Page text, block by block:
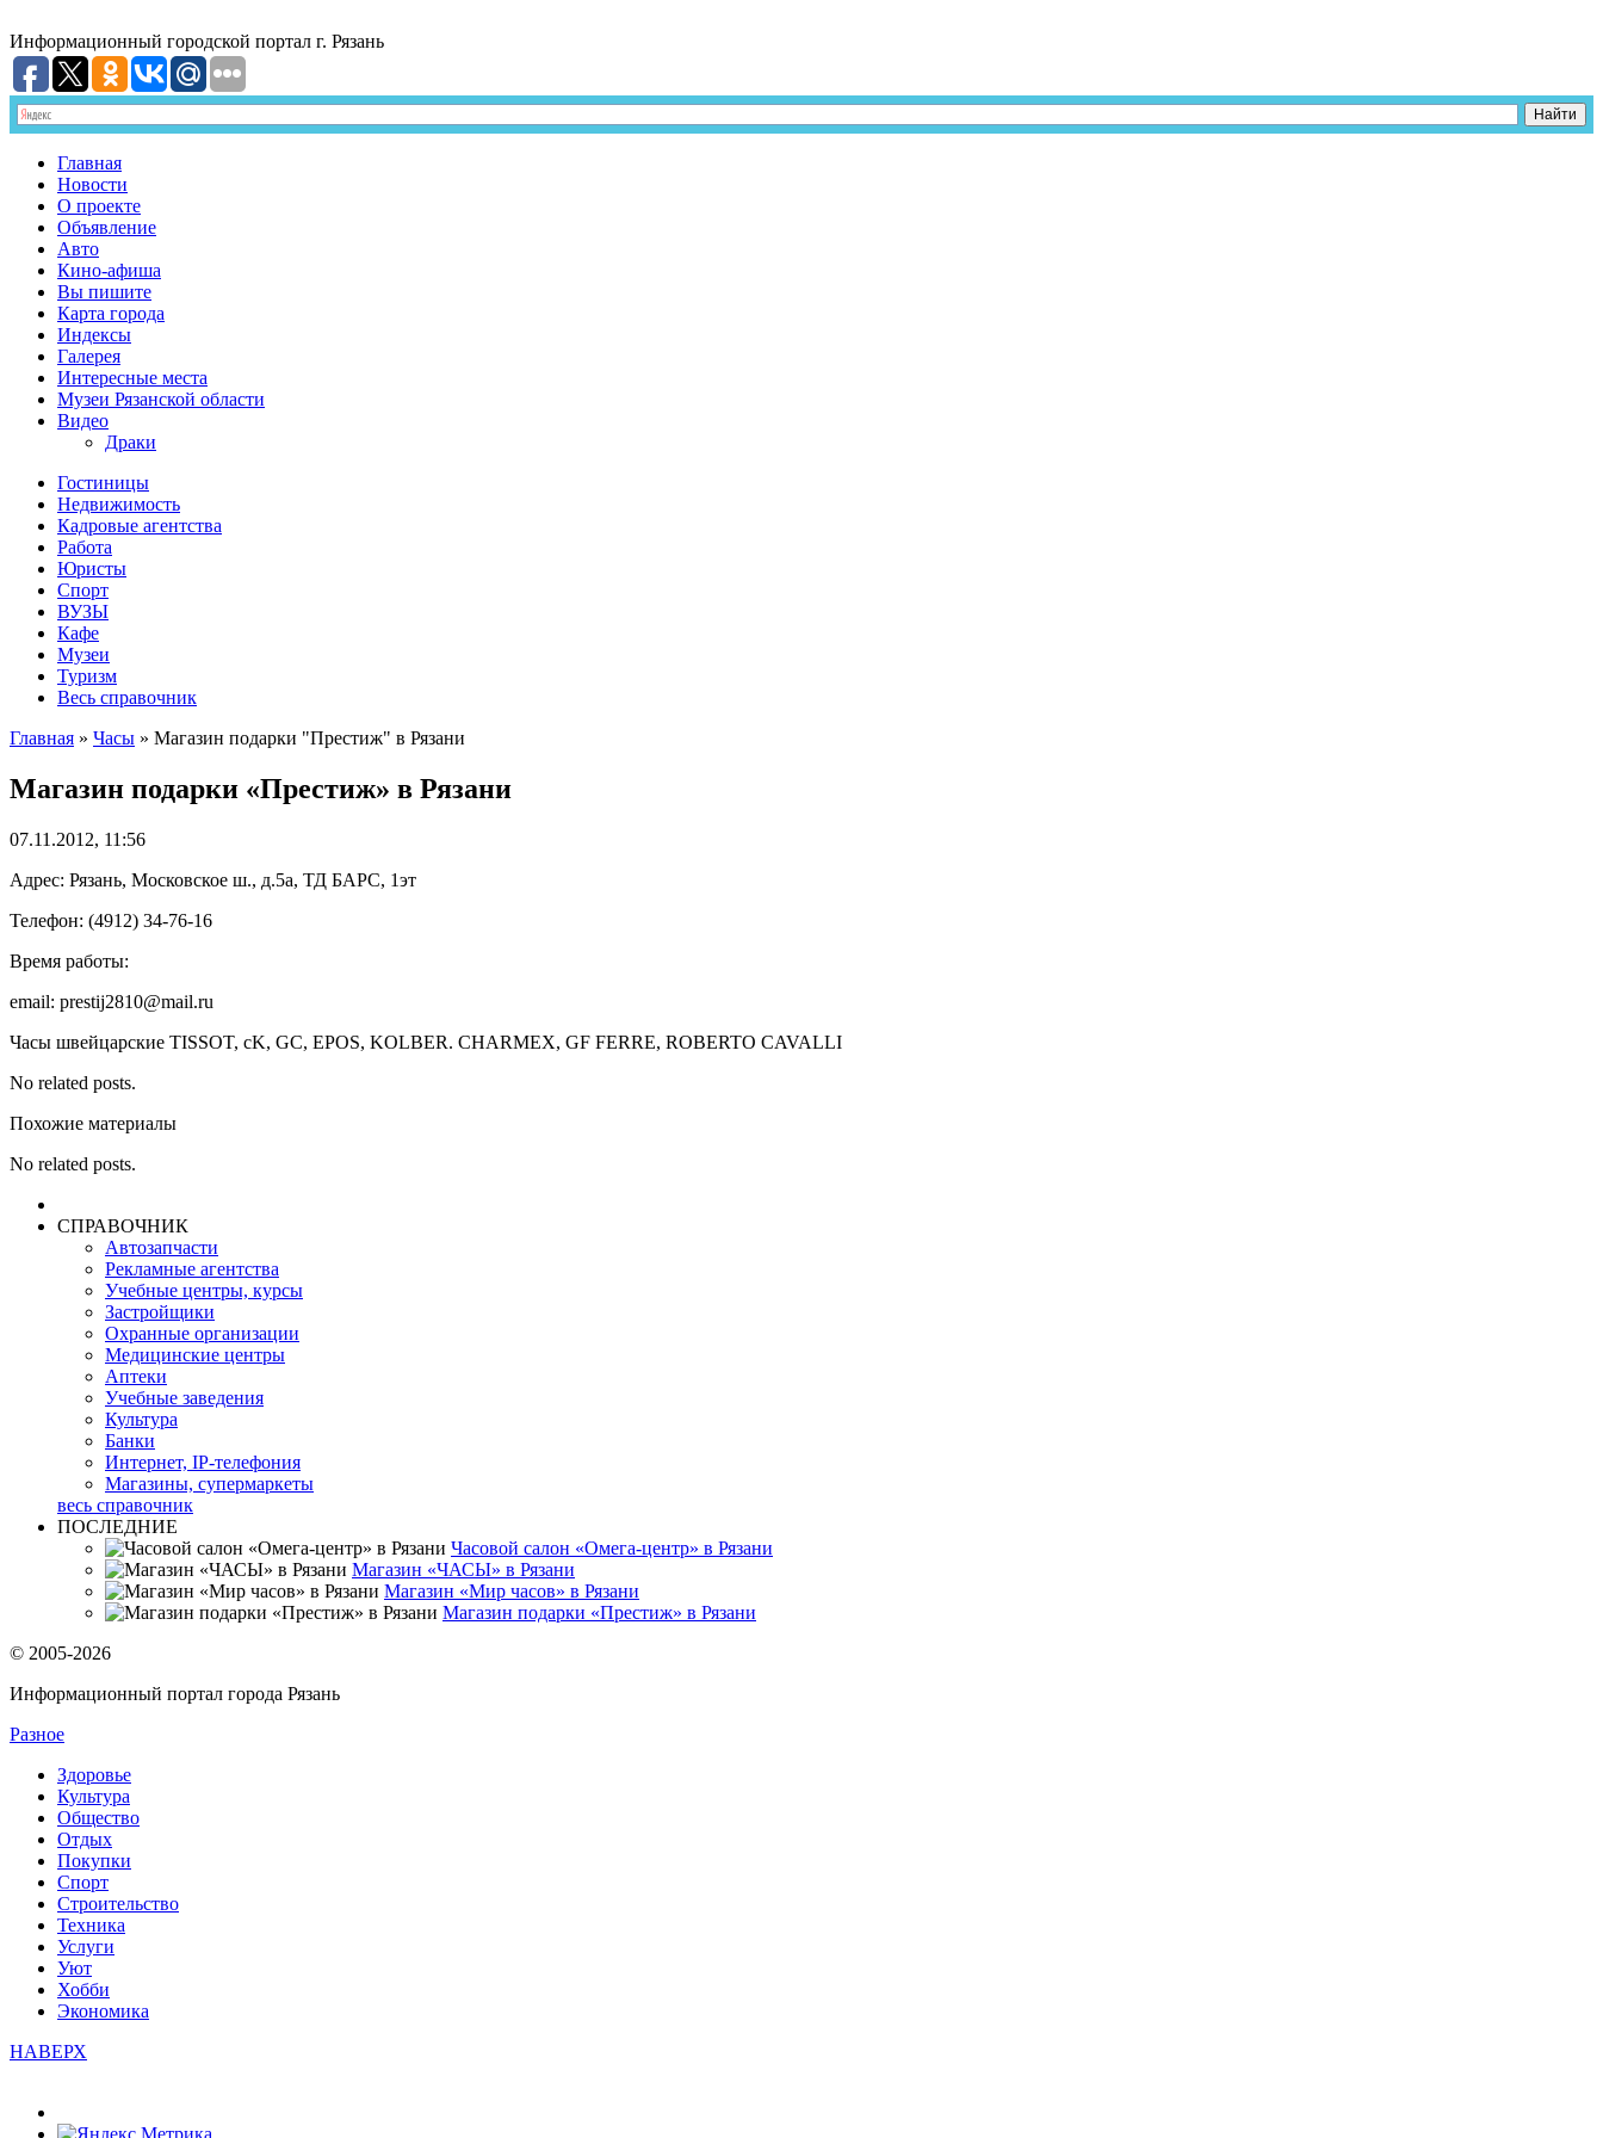
Информационный городской портал г. Рязань
Главная
Новости
О проекте
Объявление
Авто
Кино-афиша
Вы пишите
Карта города
Индексы
Галерея
Интересные места
Музеи Рязанской области
Видео
Драки
Гостиницы
Недвижимость
Кадровые агентства
Работа
Юристы
Спорт
ВУЗЫ
Кафе
Музеи
Туризм
Весь справочник
Главная » Часы » Магазин подарки "Престиж" в Рязани
Магазин подарки «Престиж» в Рязани
07.11.2012, 11:56
Адрес: Рязань, Московское ш., д.5а, ТД БАРС, 1эт
Телефон: (4912) 34-76-16
Время работы:
email: prestij2810@mail.ru
Часы швейцарские TISSOT, cK, GC, EPOS, KOLBER. СHARMEX, GF FERRE, ROBERTO CAVALLI
No related posts.
Похожие материалы
No related posts.
СПРАВОЧНИК
Автозапчасти
Рекламные агентства
Учебные центры, курсы
Застройщики
Охранные организации
Медицинские центры
Аптеки
Учебные заведения
Культура
Банки
Интернет, IP-телефония
Магазины, супермаркеты
весь справочник
ПОСЛЕДНИЕ
Часовой салон «Омега-центр» в Рязани
Магазин «ЧАСЫ» в Рязани
Магазин «Мир часов» в Рязани
Магазин подарки «Престиж» в Рязани
© 2005-2026
Информационный портал города Рязань
Разное
Здоровье
Культура
Общество
Отдых
Покупки
Спорт
Строительство
Техника
Услуги
Уют
Хобби
Экономика
НАВЕРХ